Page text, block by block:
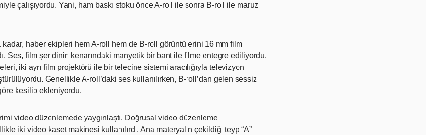
çalışıyordu. Yani, ham baskı stoku önce A-roll ile sonra B-roll ile maruz
kadar, haber ekipleri hem A-roll hem de B-roll görüntülerini 16 mm film
Ses, film şeridinin kenarındaki manyetik bir bant ile filme entegre ediliyordu.
iki ayrı film projektörü ile bir telecine sistemi aracılığıyla televizyon
Genellikle A-roll’daki ses kullanılırken, B-roll’dan gelen sessiz
kesilip ekleniyordu.
video düzenlemede yaygınlaştı. Doğrusal video düzenleme
iki video kaset makinesi kullanılırdı. Ana materyalin çekildiği teyp “A”